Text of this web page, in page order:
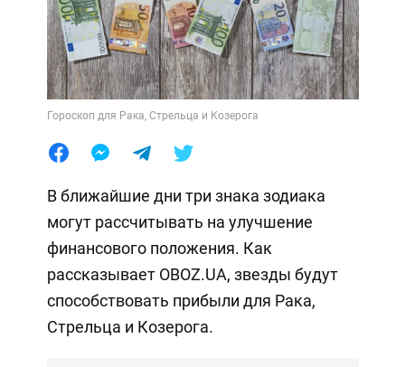
Гороскоп для Рака, Стрельца и Козерога
В ближайшие дни три знака зодиака
могут рассчитывать на улучшение
финансового положения. Как
рассказывает OBOZ.UA, звезды будут
способствовать прибыли для Рака,
Стрельца и Козерога.